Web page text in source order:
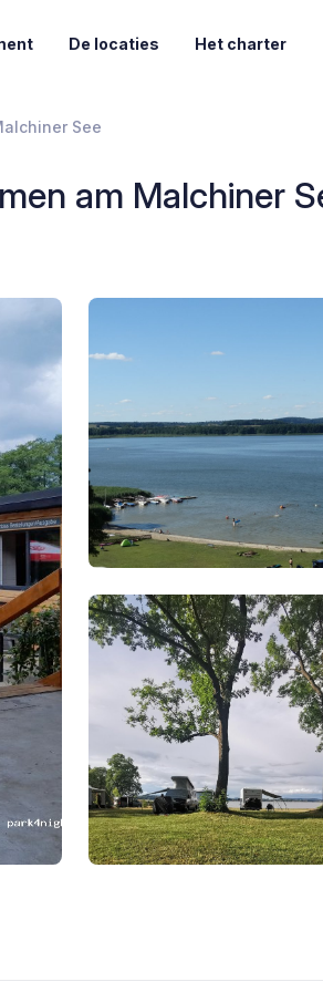
De locaties Het charter
See
am Malchiner